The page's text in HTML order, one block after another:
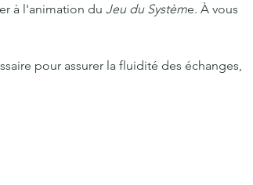
à l'animation du Jeu du Système. À vous
pour assurer la fluidité des échanges,